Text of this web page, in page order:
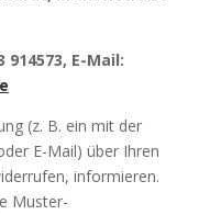
914573, E-Mail:
(z. B. ein mit der
E-Mail) über Ihren
informieren.
Muster-